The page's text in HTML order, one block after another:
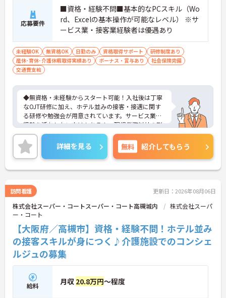
応募要件
■資格・経験不問■基本的なPCスキル（Wo
rd、Excelの基本操作が可能なレベル） ※サ
ービス業・接客業経験者は優遇あり
未経験OK 無資格OK 日勤のみ 資格取得サポート
研修制度あり
産休･育休･介護休暇取得実績あり
ボーナス・賞与あり
社会保険完備
交通費支給
◆無資格・未経験からスタート可能！入社後は丁寧
なOJT研修に加え、ホテル並みの接客・接遇に関す
る研修や勉強会が用意されています。サービス業の
経験を活かしたい方はもちろん、現場業務以外の形
で医療・介護業界に携わりたい方にも安心のサポー
ト体制です。
◆受付やご家族の案内といった基本業務にとどまら
ず、ご入居者様向けのイベント企画・運営や、写
真・動画を使ったSNSの更新などもお任せします。
顔を引き出せるお仕事です
◆「接客・接遇手当（最大月3万円）」や「ケアマ
イスター手当（最大月2万円）」のほか、資格取得
支援制度も完備。働きながら確かなキャリアと収入
アップを目指せる環境が整っています。
詳細を見る 無料 紹介してもらう
訪問看護 更新日：2026年08月06日
株式会社スーパー・コートスーパー・コート高槻城内
株式会社スーパ
ー・コート
【大阪府／高槻市】資格・経験不問！ホテル並み
の接客スキルが身につく♪介護施設でのコンシェ
ルジュの募集
給料 月収 20.8万円～程度